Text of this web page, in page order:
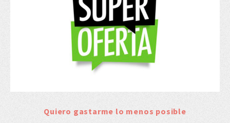
Quiero gastarme lo menos posible